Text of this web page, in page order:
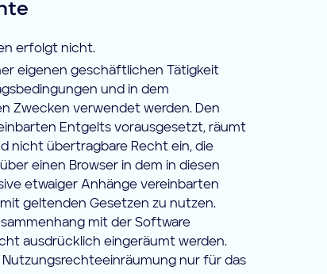
erfolgt nicht.
eigenen geschäftlichen Tätigkeit
und in dem
Zwecken verwendet werden. Den
Entgelts vorausgesetzt, räumt
nicht übertragbare Recht ein, die
einen Browser in dem in diesen
etwaiger Anhänge vereinbarten
geltenden Gesetzen zu nutzen.
mit der Software
ausdrücklich eingeräumt werden.
nur für das